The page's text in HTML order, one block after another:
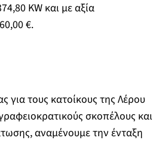
KW και με αξία
€.
για τους κατοίκους της Λέρου
σκοπέλους και
αναμένουμε την ένταξη